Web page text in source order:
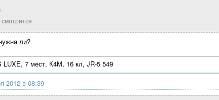
ли?
LUXE, 7 мест, К4М, 16 кл, JR-5 549
2012 в 08:39